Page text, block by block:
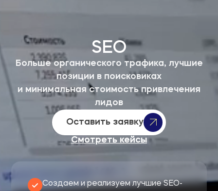
SEO
Больше органического трафика, лучшие
позиции в поисковиках
и минимальная стоимость привлечения
лидов
Оставить заявку
Смотреть кейсы
Создаем и реализуем лучшие SEO-